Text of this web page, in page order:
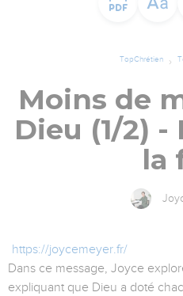
TopChrétien
Moins de
Dieu (1/2)
la
https://joycemeyer.fr/
Dans ce message, Joyce
expliquant que Dieu a doté